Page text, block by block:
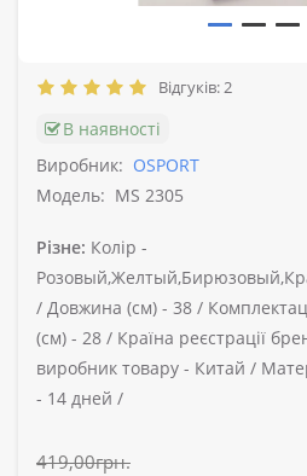
Відгуків: 2
В наявності
Виробник: OSPORT
Модель: MS 2305
Різне: Колір -
/ Довжина (см) - 38 /
(см) - 28 / Країна реєстрації
виробник товару - Китай /
- 14 дней /
419,00грн.